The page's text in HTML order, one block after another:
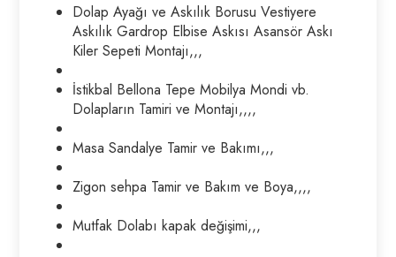
Dolap Ayağı ve Askılık Borusu Vestiyere
Askılık Gardrop Elbise Askısı Asansör Askı
Kiler Sepeti Montajı,,,
İstikbal Bellona Tepe Mobilya Mondi vb.
Dolapların Tamiri ve Montajı,,,,
Masa Sandalye Tamir ve Bakımı,,,
Zigon sehpa Tamir ve Bakım ve Boya,,,,
Mutfak Dolabı kapak değişimi,,,